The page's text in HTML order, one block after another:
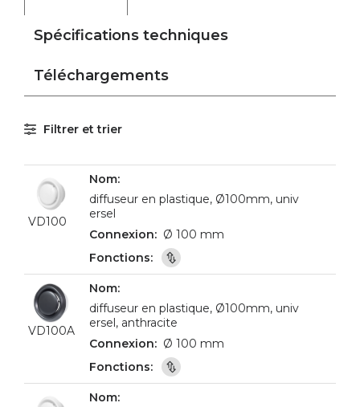
Spécifications techniques
Téléchargements
Filtrer et trier
VD100
diffuseur en plastique, Ø100mm, univ
ersel
Ø 100 mm
VD100A
diffuseur en plastique, Ø100mm, univ
ersel, anthracite
Ø 100 mm